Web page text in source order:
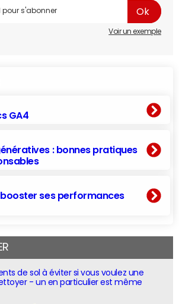
Voir un exemple
GA4
: bonnes pratiques
ses performances
de sol à éviter si vous voulez une
- un en particulier est même